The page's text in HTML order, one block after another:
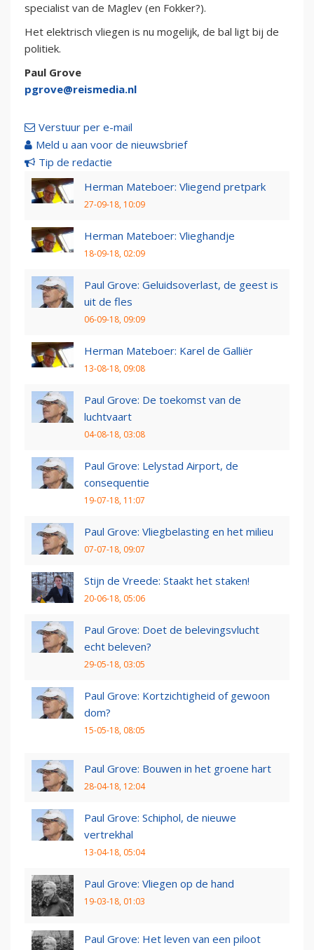
specialist van de Maglev (en Fokker?).
Het elektrisch vliegen is nu mogelijk, de bal ligt bij de
politiek.
Paul Grove
pgrove@reismedia.nl
Verstuur per e-mail
Meld u aan voor de nieuwsbrief
Tip de redactie
Herman Mateboer: Vliegend pretpark
27-09-18, 10:09
Herman Mateboer: Vlieghandje
18-09-18, 02:09
Paul Grove: Geluidsoverlast, de geest is
uit de fles
06-09-18, 09:09
Herman Mateboer: Karel de Galliër
13-08-18, 09:08
Paul Grove: De toekomst van de
luchtvaart
04-08-18, 03:08
Paul Grove: Lelystad Airport, de
consequentie
19-07-18, 11:07
Paul Grove: Vliegbelasting en het milieu
07-07-18, 09:07
Stijn de Vreede: Staakt het staken!
20-06-18, 05:06
Paul Grove: Doet de belevingsvlucht
echt beleven?
29-05-18, 03:05
Paul Grove: Kortzichtigheid of gewoon
dom?
15-05-18, 08:05
Paul Grove: Bouwen in het groene hart
28-04-18, 12:04
Paul Grove: Schiphol, de nieuwe
vertrekhal
13-04-18, 05:04
Paul Grove: Vliegen op de hand
19-03-18, 01:03
Paul Grove: Het leven van een piloot